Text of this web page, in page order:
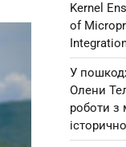
Kernel
of
У
Олени
роботи з